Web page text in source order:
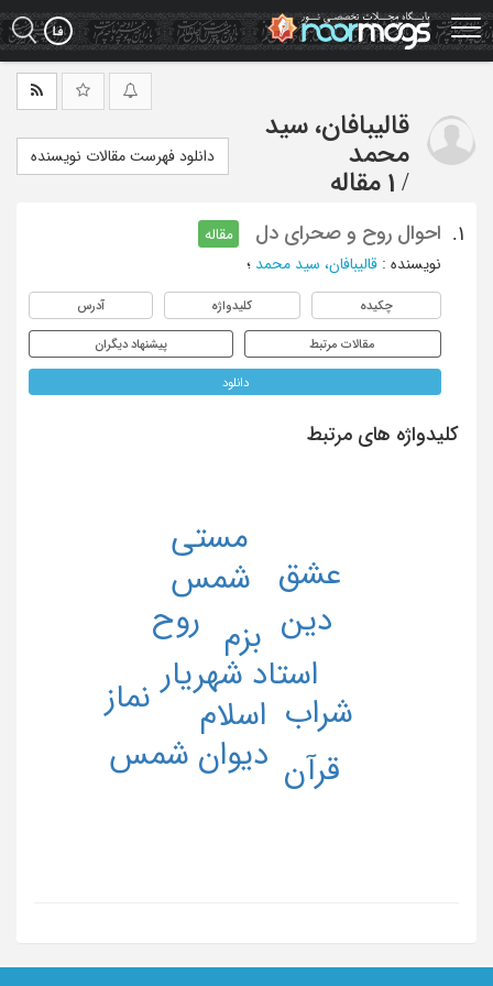
Skip
to
main
قالیبافان، سید
محمد
/ 1 مقاله
دانلود فهرست مقالات نویسنده
1. احوال روح و صحرای دل
مقاله
نویسنده : قالیبافان، سید محمد ؛
چکیده کلیدواژه آدرس
مقالات مرتبط پیشنهاد دیگران
دانلود
کلیدواژه های مرتبط
استاد شهریار
اسلام
بزم دین
دیوان شمس
روح
شراب
شمس عشق
قرآن
مستی
نماز